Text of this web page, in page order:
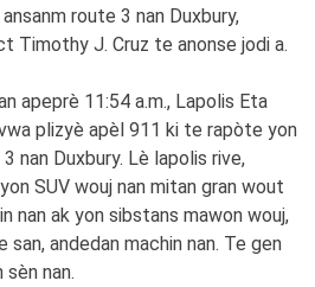
route 3 nan Duxbury,
Timothy J. Cruz te anonse jodi a.
apeprè 11:54 a.m., Lapolis Eta
plizyè apèl 911 ki te rapòte yon
nan Duxbury. Lè lapolis rive,
SUV wouj nan mitan gran wout
nan ak yon sibstans mawon wouj,
andedan machin nan. Te gen
nan.